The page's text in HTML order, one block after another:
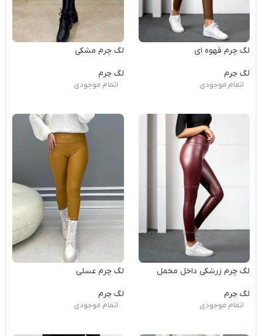
لگ چرم قهوه ای
لگ چرم
اتمام موجودی
لگ چرم مشکی
لگ چرم
اتمام موجودی
لگ چرم زرشکی داخل مخمل
لگ چرم
اتمام موجودی
لگ چرم عسلی
لگ چرم
اتمام موجودی